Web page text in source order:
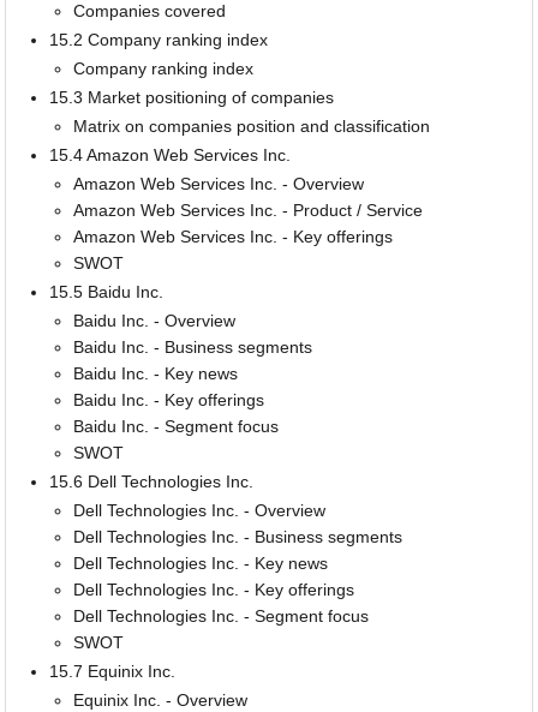
Companies covered
15.2 Company ranking index
Company ranking index
15.3 Market positioning of companies
Matrix on companies position and classification
15.4 Amazon Web Services Inc.
Amazon Web Services Inc. - Overview
Amazon Web Services Inc. - Product / Service
Amazon Web Services Inc. - Key offerings
SWOT
15.5 Baidu Inc.
Baidu Inc. - Overview
Baidu Inc. - Business segments
Baidu Inc. - Key news
Baidu Inc. - Key offerings
Baidu Inc. - Segment focus
SWOT
15.6 Dell Technologies Inc.
Dell Technologies Inc. - Overview
Dell Technologies Inc. - Business segments
Dell Technologies Inc. - Key news
Dell Technologies Inc. - Key offerings
Dell Technologies Inc. - Segment focus
SWOT
15.7 Equinix Inc.
Equinix Inc. - Overview